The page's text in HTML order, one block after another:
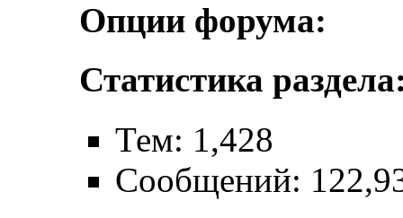
Опции форума:
Статистика
Тем: 1,428
Сообщений: